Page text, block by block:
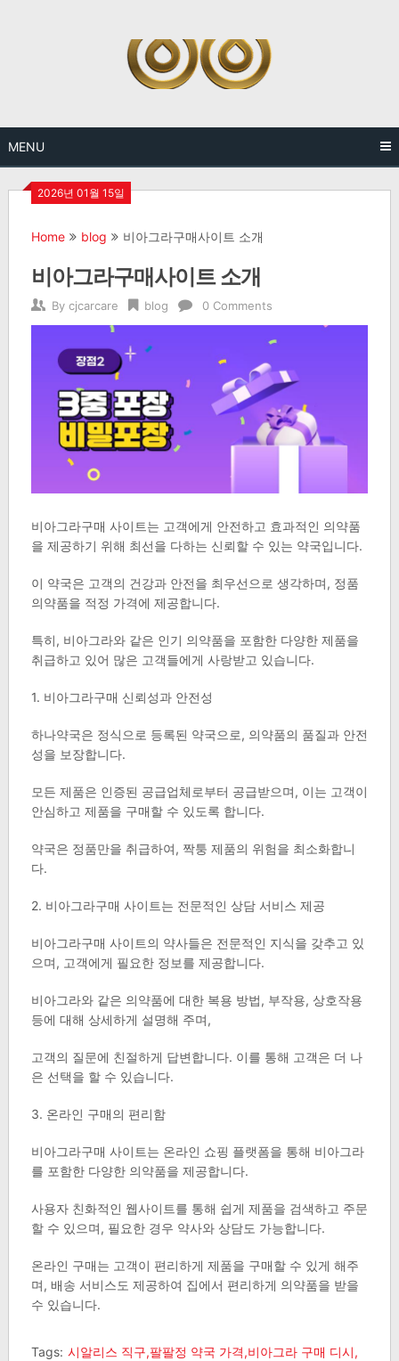
MENU
2026년 01월 15일
Home blog 비아그라구매사이트 소개
비아그라구매사이트 소개
By cjcarcare blog 0 Comments
비아그라구매 사이트는 고객에게 안전하고 효과적인 의약품
을 제공하기 위해 최선을 다하는 신뢰할 수 있는 약국입니다.
이 약국은 고객의 건강과 안전을 최우선으로 생각하며, 정품
의약품을 적정 가격에 제공합니다.
특히, 비아그라와 같은 인기 의약품을 포함한 다양한 제품을
취급하고 있어 많은 고객들에게 사랑받고 있습니다.
1. 비아그라구매 신뢰성과 안전성
하나약국은 정식으로 등록된 약국으로, 의약품의 품질과 안전
성을 보장합니다.
모든 제품은 인증된 공급업체로부터 공급받으며, 이는 고객이
안심하고 제품을 구매할 수 있도록 합니다.
약국은 정품만을 취급하여, 짝퉁 제품의 위험을 최소화합니
다.
2. 비아그라구매 사이트는 전문적인 상담 서비스 제공
비아그라구매 사이트의 약사들은 전문적인 지식을 갖추고 있
으며, 고객에게 필요한 정보를 제공합니다.
비아그라와 같은 의약품에 대한 복용 방법, 부작용, 상호작용
등에 대해 상세하게 설명해 주며,
고객의 질문에 친절하게 답변합니다. 이를 통해 고객은 더 나
은 선택을 할 수 있습니다.
3. 온라인 구매의 편리함
비아그라구매 사이트는 온라인 쇼핑 플랫폼을 통해 비아그라
를 포함한 다양한 의약품을 제공합니다.
사용자 친화적인 웹사이트를 통해 쉽게 제품을 검색하고 주문
할 수 있으며, 필요한 경우 약사와 상담도 가능합니다.
온라인 구매는 고객이 편리하게 제품을 구매할 수 있게 해주
며, 배송 서비스도 제공하여 집에서 편리하게 의약품을 받을
수 있습니다. ​
Tags: 시알리스 직구,팔팔정 약국 가격,비아그라 구매 디시,